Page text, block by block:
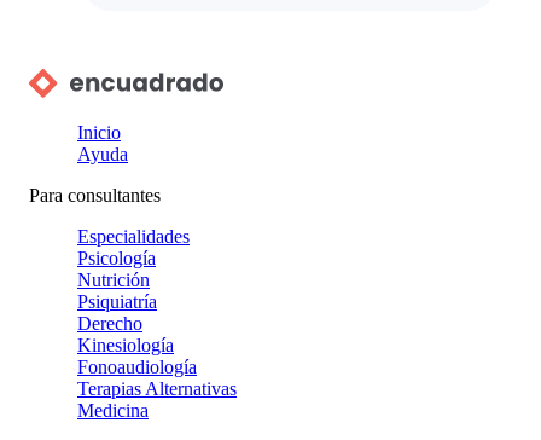
Inicio
Ayuda
Para consultantes
Especialidades
Psicología
Nutrición
Psiquiatría
Derecho
Kinesiología
Fonoaudiología
Terapias Alternativas
Medicina